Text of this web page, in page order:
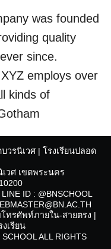
was founded
quality
since.
employs over
kinds of
go toyour
new pages for
วรนิเวศ | โรงเรียนปลอด
วศ เขตพระนคร
ID : @BNSCHOOL
ทรศัพท์ภายใน-สายตรง |
เรียน
ALL RIGHTS